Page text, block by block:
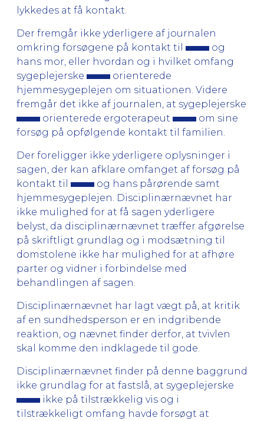
lykkedes at få kontakt.
Der fremgår ikke yderligere af journalen
omkring forsøgene på kontakt til
og
hans mor, eller hvordan og i hvilket omfang
sygeplejerske
orienterede
hjemmesygeplejen om situationen. Videre
fremgår det ikke af journalen, at sygeplejerske
orienterede ergoterapeut
om sine
forsøg på opfølgende kontakt til familien.
Der foreligger ikke yderligere oplysninger i
sagen, der kan afklare omfanget af forsøg på
kontakt til
og hans pårørende samt
hjemmesygeplejen. Disciplinærnævnet har
ikke mulighed for at få sagen yderligere
belyst, da disciplinærnævnet træffer afgørelse
på skriftligt grundlag og i modsætning til
domstolene ikke har mulighed for at afhøre
parter og vidner i forbindelse med
behandlingen af sagen.
Disciplinærnævnet har lagt vægt på, at kritik
af en sundhedsperson er en indgribende
reaktion, og nævnet finder derfor, at tvivlen
skal komme den indklagede til gode.
Disciplinærnævnet finder på denne baggrund
ikke grundlag for at fastslå, at sygeplejerske
ikke på tilstrækkelig vis og i
tilstrækkeligt omfang havde forsøgt at